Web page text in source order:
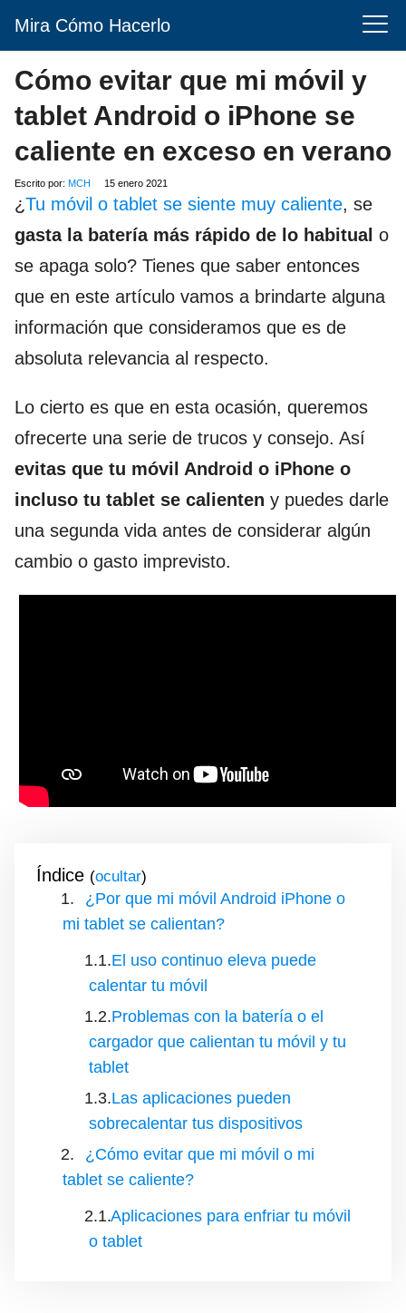
Mira Cómo Hacerlo
Cómo evitar que mi móvil y
tablet Android o iPhone se
caliente en exceso en verano
Escrito por: MCH 15 enero 2021
¿Tu móvil o tablet se siente muy caliente, se
gasta la batería más rápido de lo habitual o
se apaga solo? Tienes que saber entonces
que en este artículo vamos a brindarte alguna
información que consideramos que es de
absoluta relevancia al respecto.
Lo cierto es que en esta ocasión, queremos
ofrecerte una serie de trucos y consejo. Así
evitas que tu móvil Android o iPhone o
incluso tu tablet se calienten y puedes darle
una segunda vida antes de considerar algún
cambio o gasto imprevisto.
Índice ( )
¿Por que mi móvil Android iPhone o
mi tablet se calientan?
El uso continuo eleva puede
calentar tu móvil
Problemas con la batería o el
cargador que calientan tu móvil y tu
tablet
Las aplicaciones pueden
sobrecalentar tus dispositivos
¿Cómo evitar que mi móvil o mi
tablet se caliente?
Aplicaciones para enfriar tu móvil
o tablet